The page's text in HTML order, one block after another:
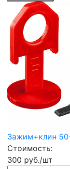
Зажим+клин
Стоимость:
300 руб./шт